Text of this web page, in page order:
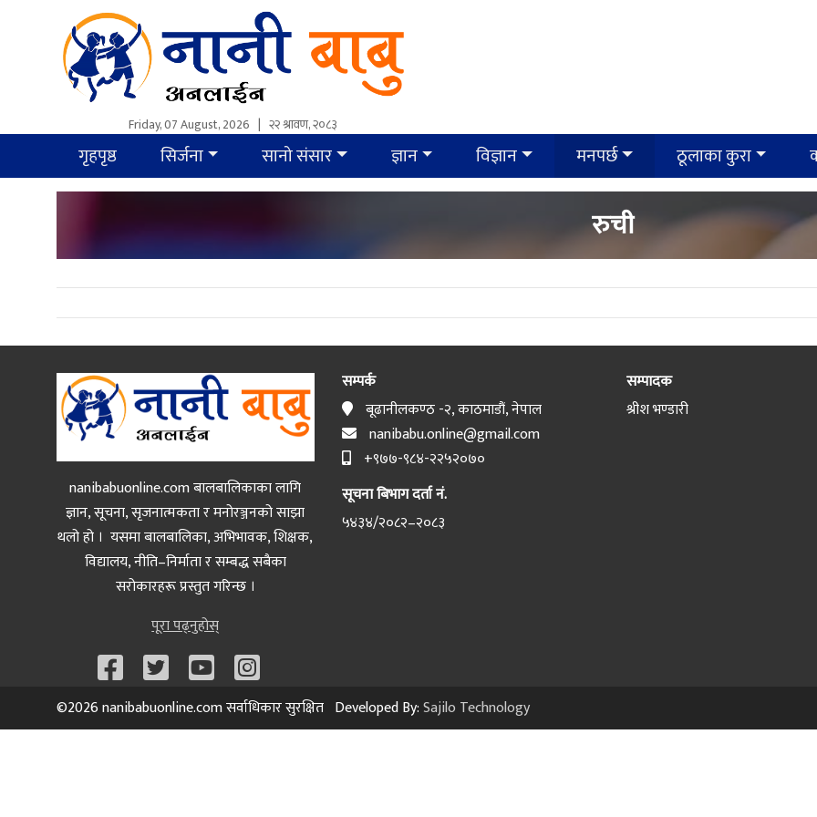
Friday, 07 August, 2026 | २२ श्रावण, २०८३
गृहपृष्ठ सिर्जना सानो संसार ज्ञान विज्ञान मनपर्छ ठूलाका कुरा
रुची
nanibabuonline.com बालबालिकाका लागि
ज्ञान, सूचना, सृजनात्मकता र मनोरञ्जनको साझा
थलो हो । यसमा बालबालिका, अभिभावक, शिक्षक,
विद्यालय, नीति–निर्माता र सम्बद्ध सबैका
सरोकारहरू प्रस्तुत गरिन्छ ।
पूरा पढ्नुहोस्
सम्पर्क
बूढानीलकण्ठ -२, काठमाडौं, नेपाल
nanibabu.online@gmail.com
+९७७-९८४-२२५२०७०
सूचना बिभाग दर्ता नं.
५४३४/२०८२–२०८३
सम्पादक
श्रीश भण्डारी
©2026 nanibabuonline.com सर्वाधिकार सुरक्षित Developed By:Sajilo Technology